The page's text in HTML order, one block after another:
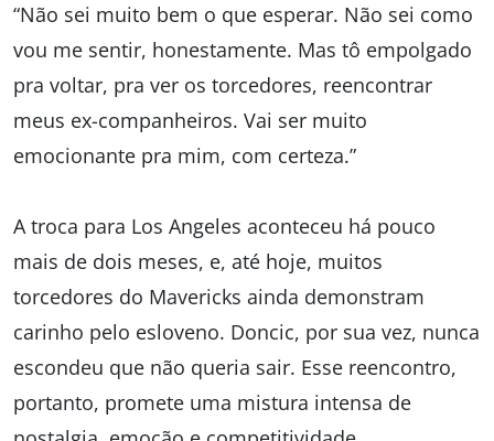
“Não sei muito bem o que esperar. Não sei como
vou me sentir, honestamente. Mas tô empolgado
pra voltar, pra ver os torcedores, reencontrar
meus ex-companheiros. Vai ser muito
emocionante pra mim, com certeza.”
A troca para Los Angeles aconteceu há pouco
mais de dois meses, e, até hoje, muitos
torcedores do Mavericks ainda demonstram
carinho pelo esloveno. Doncic, por sua vez, nunca
escondeu que não queria sair. Esse reencontro,
portanto, promete uma mistura intensa de